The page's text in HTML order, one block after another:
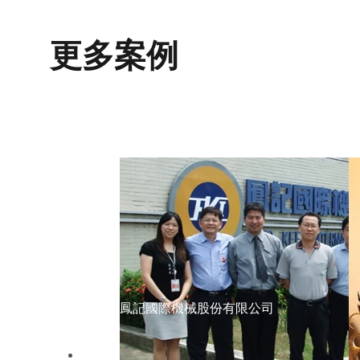
更多案例
鳳記國際機械股份有限公司